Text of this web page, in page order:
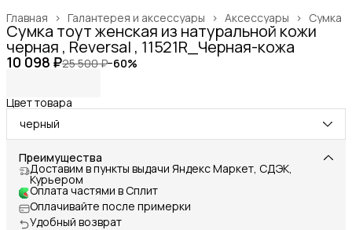
Сумка
Аксессуары ›
Галантерея и аксессуары ›
Главная ›
Сумка тоут женская из натуральной кожи
черная , Reversal , 11521R_Черная-кожа
10 098 ₽25 500 ₽−60%
Цвет товара
черный
Преимущества
Доставим в пункты выдачи Яндекс Маркет, СДЭК,
Курьером
Оплата частями в Сплит
Оплачивайте после примерки
Удобный возврат